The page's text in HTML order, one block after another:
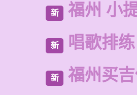
新 福州 小
新 唱歌排
新 福州买